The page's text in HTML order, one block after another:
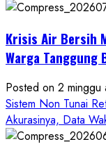
Krisis Air Bersih
Warga Tanggung
Posted on 2 minggu
Sistem Non Tunai
Akurasinya, Data